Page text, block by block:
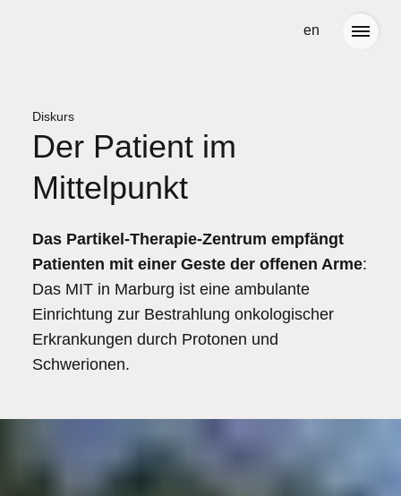
en
Projekte
gedacht
geplant
gebaut
ausgezeichnet
Neuigkeiten
Team
Partner
Stellenangebote
Diskurs
Der Patient im
Mittelpunkt
Das Partikel-Therapie-Zentrum empfängt
Patienten mit einer Geste der offenen Arme:
Das MIT in Marburg ist eine ambulante
Einrichtung zur Bestrahlung onkologischer
Erkrankungen durch Protonen und
Schwerionen.